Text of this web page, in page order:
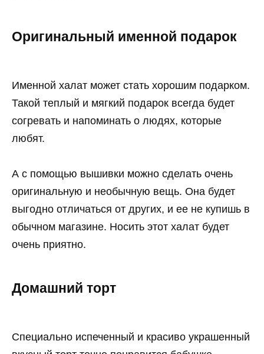
Оригинальный именной подарок
Именной халат может стать хорошим подарком.
Такой теплый и мягкий подарок всегда будет
согревать и напоминать о людях, которые
любят.
А с помощью вышивки можно сделать очень
оригинальную и необычную вещь. Она будет
выгодно отличаться от других, и ее не купишь в
обычном магазине. Носить этот халат будет
очень приятно.
Домашний торт
Специально испеченный и красиво украшенный